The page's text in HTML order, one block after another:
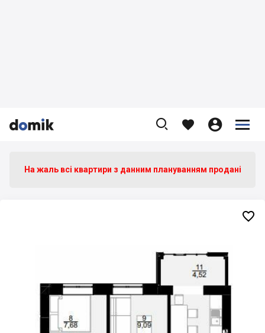


    


На жаль всі квартири з данним плануванням продані
